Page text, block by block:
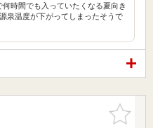
時間でも入っていたくなる夏向き
泉温度が下がってしまったそうで
お気に入
りに追加